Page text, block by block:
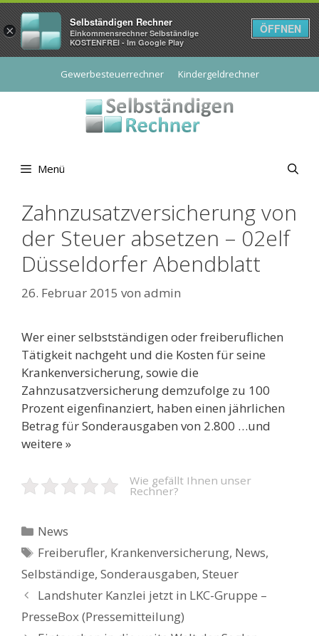
Gewerbesteuerrechner Kindergeldrechner
Menü
Zahnzusatzversicherung von
der Steuer absetzen – 02elf
Düsseldorfer Abendblatt
26. Februar 2015 von admin
Wer einer selbstständigen oder freiberuflichen
Tätigkeit nachgeht und die Kosten für seine
Krankenversicherung, sowie die
Zahnzusatzversicherung demzufolge zu 100
Prozent eigenfinanziert, haben einen jährlichen
Betrag für Sonderausgaben von 2.800 …und
weitere »
Wie gefällt Ihnen unser
Rechner?
Kategorien
News
Schlagwörter
Freiberufler, Krankenversicherung, News,
Selbständige, Sonderausgaben, Steuer
Beitrags-
Navigation
Landshuter Kanzlei jetzt in LKC-Gruppe –
PresseBox (Pressemitteilung)
×
Selbständigen Rechner
Einkommensrechner Selbständige
KOSTENFREI - Im Google Play
ÖFFNEN